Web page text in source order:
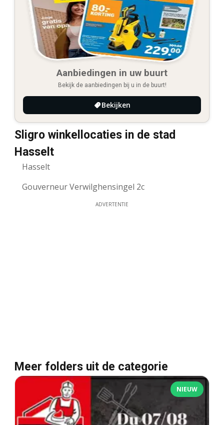
Aanbiedingen in uw buurt
Bekijk de aanbiedingen bij u in de buurt!
Bekijken
Sligro winkellocaties in de stad
Hasselt
Hasselt
Gouverneur Verwilghensingel 2c
ADVERTENTIE
Meer folders uit de categorie
NIEUW